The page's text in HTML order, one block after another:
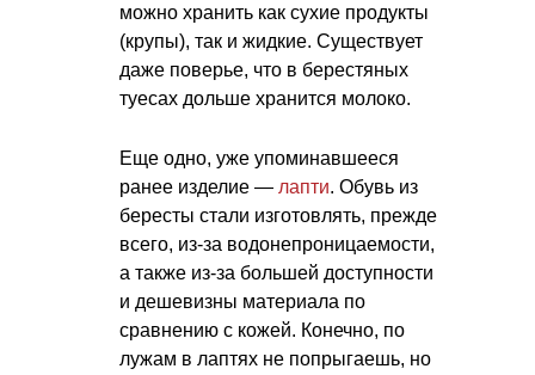
можно хранить как сухие продукты
(крупы), так и жидкие. Существует
даже поверье, что в берестяных
туесах дольше хранится молоко.
Еще одно, уже упоминавшееся
ранее изделие — лапти. Обувь из
бересты стали изготовлять, прежде
всего, из-за водонепроницаемости,
а также из-за большей доступности
и дешевизны материала по
сравнению с кожей. Конечно, по
лужам в лаптях не попрыгаешь, но